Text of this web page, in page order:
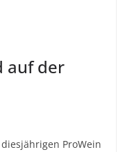
auf der
ProWein